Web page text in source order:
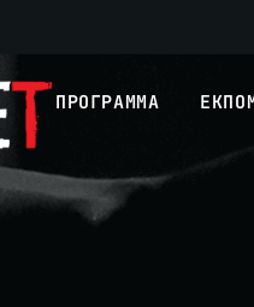
ΠΡΟΓΡΑΜΜΑ